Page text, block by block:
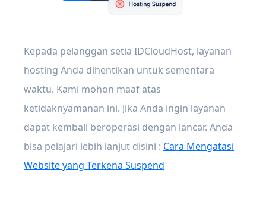
Kepada pelanggan setia IDCloudHost, layanan
hosting Anda dihentikan untuk sementara
waktu. Kami mohon maaf atas
ketidaknyamanan ini. Jika Anda ingin layanan
dapat kembali beroperasi dengan lancar. Anda
bisa pelajari lebih lanjut disini : Cara Mengatasi
Website yang Terkena Suspend